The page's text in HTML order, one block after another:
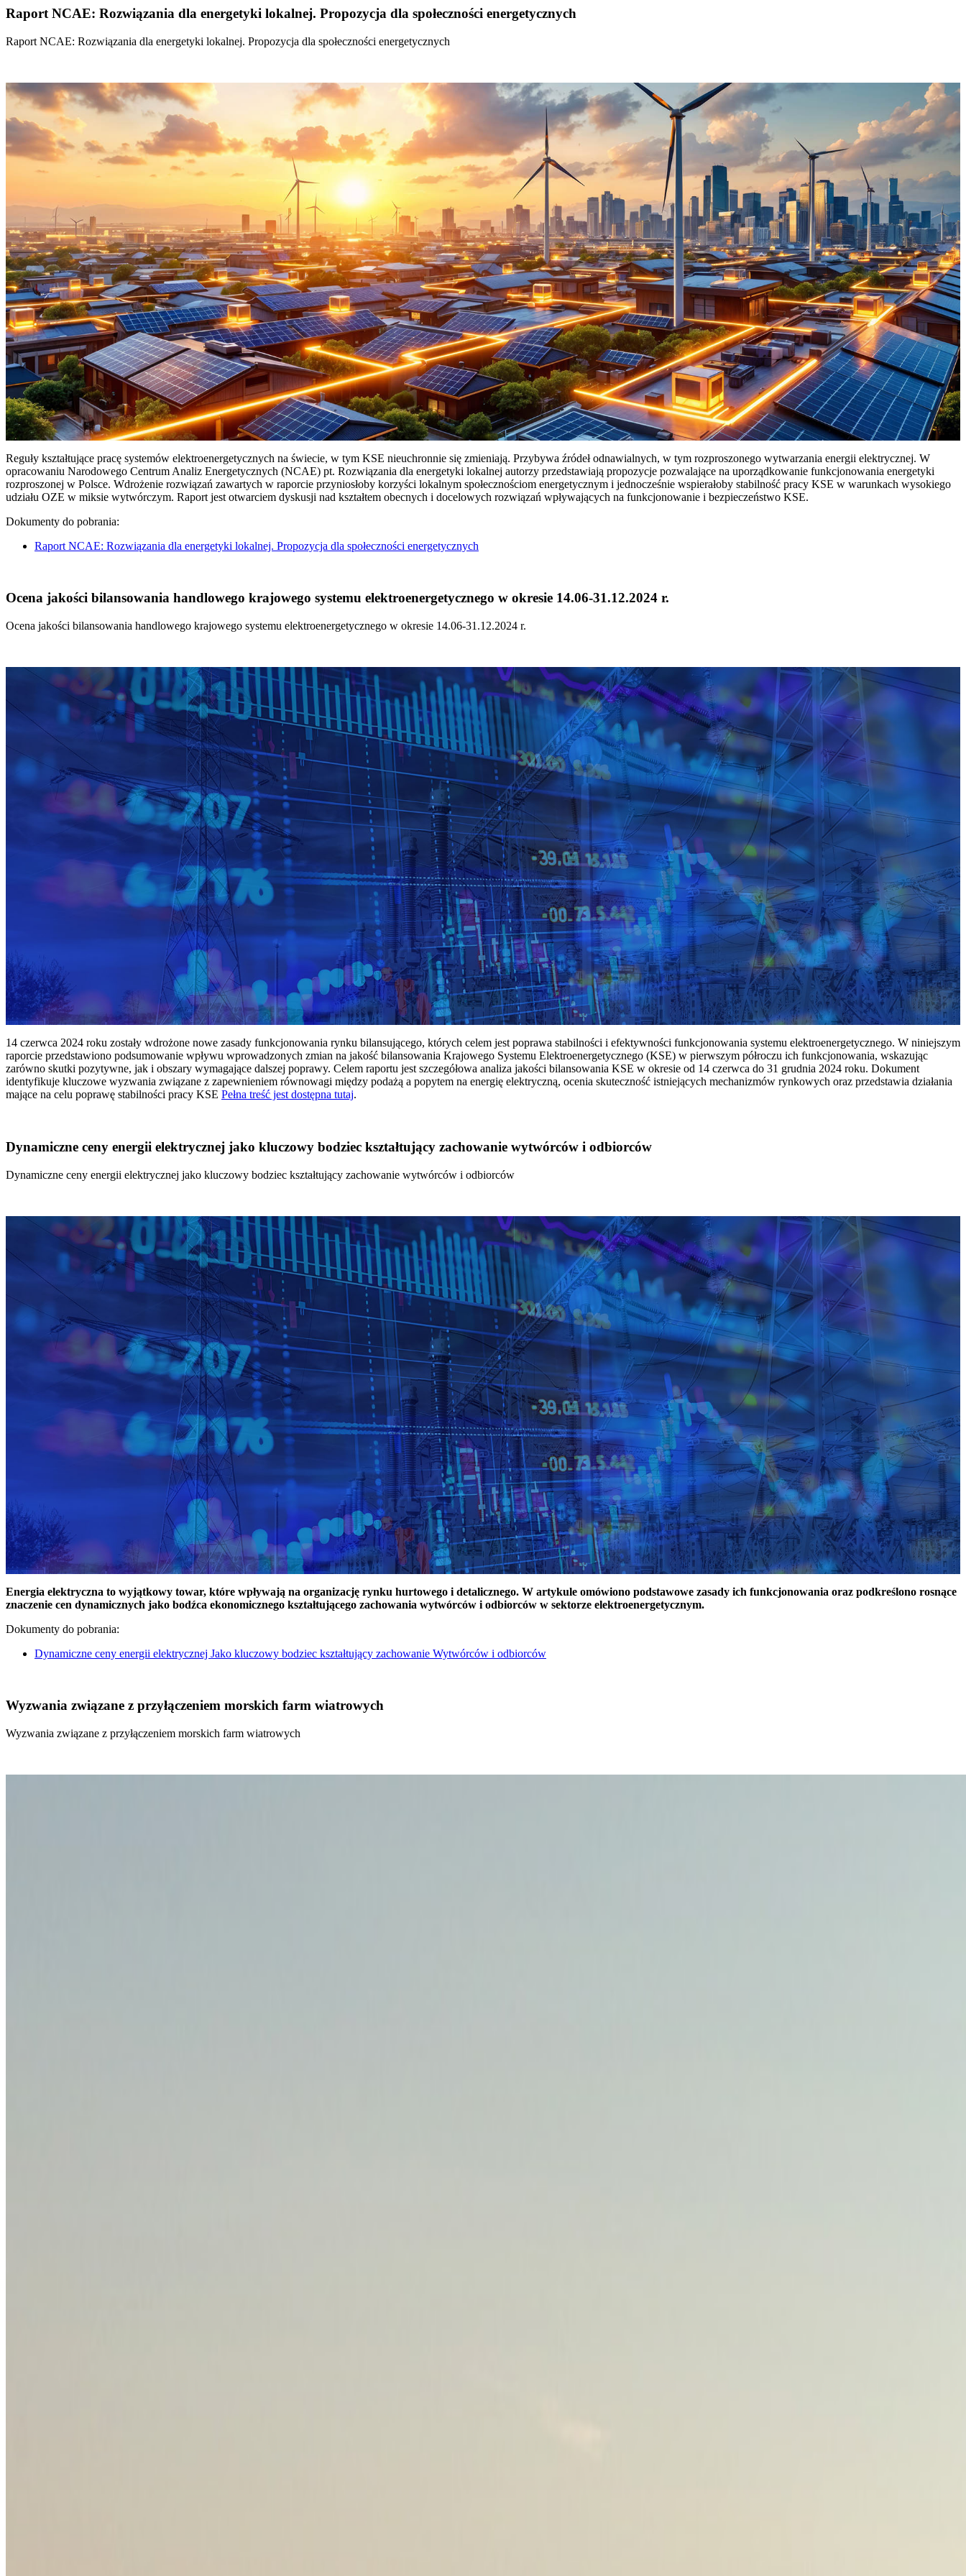
Raport NCAE: Rozwiązania dla energetyki lokalnej. Propozycja dla społeczności energetycznych
Raport NCAE: Rozwiązania dla energetyki lokalnej. Propozycja dla społeczności energetycznych
Reguły kształtujące pracę systemów elektroenergetycznych na świecie, w tym KSE nieuchronnie się zmieniają. Przybywa źródeł odnawialnych, w tym rozproszonego wytwarzania energii elektrycznej. W
opracowaniu Narodowego Centrum Analiz Energetycznych (NCAE) pt. Rozwiązania dla energetyki lokalnej autorzy przedstawiają propozycje pozwalające na uporządkowanie funkcjonowania energetyki
rozproszonej w Polsce. Wdrożenie rozwiązań zawartych w raporcie przyniosłoby korzyści lokalnym społecznościom energetycznym i jednocześnie wspierałoby stabilność pracy KSE w warunkach wysokiego
udziału OZE w miksie wytwórczym. Raport jest otwarciem dyskusji nad kształtem obecnych i docelowych rozwiązań wpływających na funkcjonowanie i bezpieczeństwo KSE.
Dokumenty do pobrania:
Raport NCAE: Rozwiązania dla energetyki lokalnej. Propozycja dla społeczności energetycznych
Ocena jakości bilansowania handlowego krajowego systemu elektroenergetycznego w okresie 14.06-31.12.2024 r.
Ocena jakości bilansowania handlowego krajowego systemu elektroenergetycznego w okresie 14.06-31.12.2024 r.
14 czerwca 2024 roku zostały wdrożone nowe zasady funkcjonowania rynku bilansującego, których celem jest poprawa stabilności i efektywności funkcjonowania systemu elektroenergetycznego. W niniejszym
raporcie przedstawiono podsumowanie wpływu wprowadzonych zmian na jakość bilansowania Krajowego Systemu Elektroenergetycznego (KSE) w pierwszym półroczu ich funkcjonowania, wskazując
zarówno skutki pozytywne, jak i obszary wymagające dalszej poprawy. Celem raportu jest szczegółowa analiza jakości bilansowania KSE w okresie od 14 czerwca do 31 grudnia 2024 roku. Dokument
identyfikuje kluczowe wyzwania związane z zapewnieniem równowagi między podażą a popytem na energię elektryczną, ocenia skuteczność istniejących mechanizmów rynkowych oraz przedstawia działania
mające na celu poprawę stabilności pracy KSE Pełna treść jest dostępna tutaj.
Dynamiczne ceny energii elektrycznej jako kluczowy bodziec kształtujący zachowanie wytwórców i odbiorców
Dynamiczne ceny energii elektrycznej jako kluczowy bodziec kształtujący zachowanie wytwórców i odbiorców
Energia elektryczna to wyjątkowy towar, które wpływają na organizację rynku hurtowego i detalicznego. W artykule omówiono podstawowe zasady ich funkcjonowania oraz podkreślono rosnące
znaczenie cen dynamicznych jako bodźca ekonomicznego kształtującego zachowania wytwórców i odbiorców w sektorze elektroenergetycznym.
Dokumenty do pobrania:
Dynamiczne ceny energii elektrycznej Jako kluczowy bodziec kształtujący zachowanie Wytwórców i odbiorców
Wyzwania związane z przyłączeniem morskich farm wiatrowych
Wyzwania związane z przyłączeniem morskich farm wiatrowych